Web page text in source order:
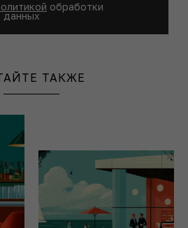
обработки
данных
ТАКЖЕ